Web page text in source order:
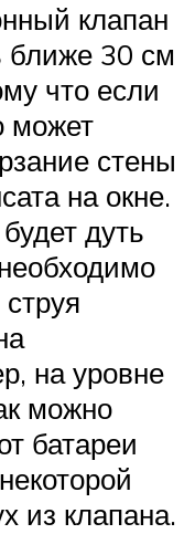
клапан
ближе 30 см
что если
может
стены
на окне.
дуть
на уровне
можно
батареи
из клапана.